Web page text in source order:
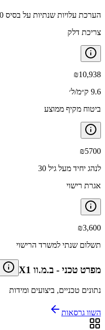
הערכת עלויות שנתיות על בסיס 15,000 ק״מ בשנה
צריכת דלק
₪10,938
9.6 ק״מ/ל׳
ביטוח מקיף ממוצע
₪5700
לנהג יחיד מעל גיל 30
אגרת רישוי
₪3,600
תשלום שנתי למשרד הרישוי
מפרט טכני - ב.מ.וו X1
נתונים טכניים, ביצועים ומידות
השוו גרסאות